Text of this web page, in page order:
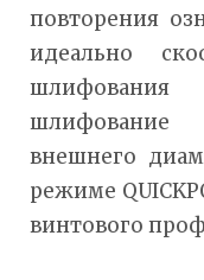
повторения
идеально
шлифование
внешнего
режиме
винтового